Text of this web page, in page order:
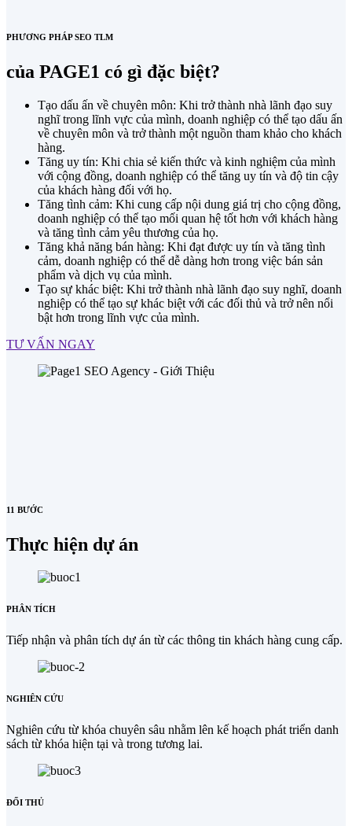
PHƯƠNG PHÁP SEO TLM
của PAGE1 có gì đặc biệt?
Tạo dấu ấn về chuyên môn: Khi trở thành nhà lãnh đạo suy
nghĩ trong lĩnh vực của mình, doanh nghiệp có thể tạo dấu ấn
về chuyên môn và trở thành một nguồn tham khảo cho khách
hàng.
Tăng uy tín: Khi chia sẻ kiến thức và kinh nghiệm của mình
với cộng đồng, doanh nghiệp có thể tăng uy tín và độ tin cậy
của khách hàng đối với họ.
Tăng tình cảm: Khi cung cấp nội dung giá trị cho cộng đồng,
doanh nghiệp có thể tạo mối quan hệ tốt hơn với khách hàng
và tăng tình cảm yêu thương của họ.
Tăng khả năng bán hàng: Khi đạt được uy tín và tăng tình
cảm, doanh nghiệp có thể dễ dàng hơn trong việc bán sản
phẩm và dịch vụ của mình.
Tạo sự khác biệt: Khi trở thành nhà lãnh đạo suy nghĩ, doanh
nghiệp có thể tạo sự khác biệt với các đối thủ và trở nên nổi
bật hơn trong lĩnh vực của mình.
TƯ VẤN NGAY
11 BƯỚC
Thực hiện dự án
PHÂN TÍCH
Tiếp nhận và phân tích dự án từ các thông tin khách hàng cung cấp.
NGHIÊN CỨU
Nghiên cứu từ khóa chuyên sâu nhằm lên kế hoạch phát triển danh
sách từ khóa hiện tại và trong tương lai.
ĐỐI THỦ